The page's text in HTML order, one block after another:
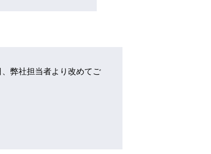
弊社担当者より改めてご